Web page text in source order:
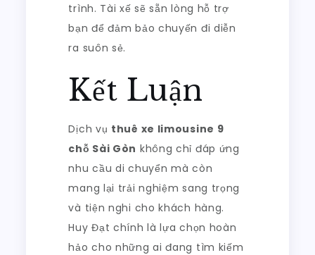
trình. Tài xế sẽ sẵn lòng hỗ trợ
bạn để đảm bảo chuyến đi diễn
ra suôn sẻ.
Kết Luận
Dịch vụ thuê xe limousine 9
chỗ Sài Gòn không chỉ đáp ứng
nhu cầu di chuyển mà còn
mang lại trải nghiệm sang trọng
và tiện nghi cho khách hàng.
Huy Đạt chính là lựa chọn hoàn
hảo cho những ai đang tìm kiếm